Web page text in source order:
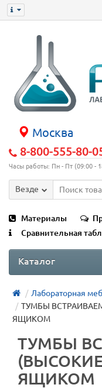
Москва
8-800-555-80-
Часы работы: Пн - Пт (09:00 -
Везде
Материалы
Сравнительная
Каталог
Лабораторная
ТУМБЫ
ЯЩИКОМ
ТУМБЫ
ЯЩИКОМ